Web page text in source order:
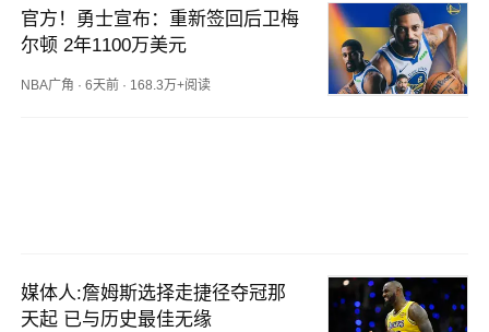
官方！勇士宣布：重新签回后卫梅
尔顿 2年1100万美元
NBA广角 ·6天前 · 168.3万+阅读
媒体人:詹姆斯选择走捷径夺冠那
天起 已与历史最佳无缘